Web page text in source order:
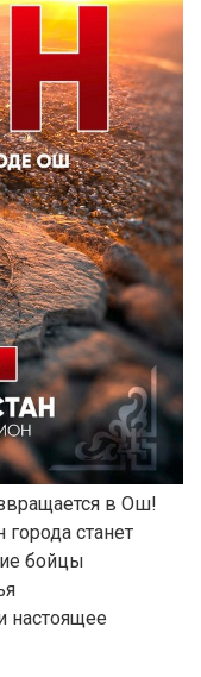
в Ош!
станет
бойцы
настоящее